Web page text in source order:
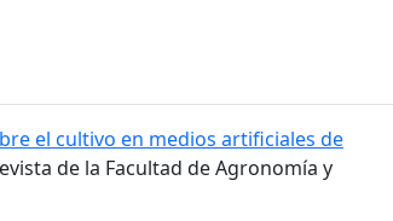
el cultivo en medios artificiales de
de la Facultad de Agronomía y